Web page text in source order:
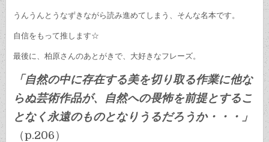
うんうんとうなずきながら読み進めてしまう、そんな名本です。
自信をもって推します☆
最後に、柏原さんのあとがきで、大好きなフレーズ。
「自然の中に存在する美を切り取る作業に他な
らぬ芸術作品が、自然への畏怖を前提とするこ
となく永遠のものとなりうるだろうか・・・」
（p.206）